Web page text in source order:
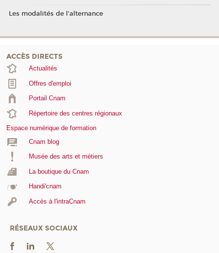
Les modalités de l'alternance
ACCÈS DIRECTS
Actualités
Offres d'emploi
Portail Cnam
Répertoire des centres régionaux
Espace numérique de formation
Cnam blog
Musée des arts et métiers
La boutique du Cnam
Handi'cnam
Accès à l'intraCnam
RÉSEAUX SOCIAUX